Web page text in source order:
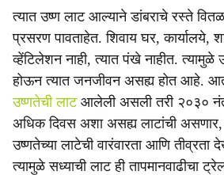
त्यात उष्ण लाट आल्याने डांबराचे रस्ते
प्रसरण पावताहेत. शिवाय घर, कार्यालये,
व्हेंटिलेशन नाही, त्यात पंखे नाहीत. त्यामुळे
होऊन त्यात जनजीवन असह्य होत आहे.
उष्णतेची लाट आलेली असली तरी २०३०
अधिक दिवस अशा असह्य लाटांची
उष्णतेच्या लाटेची वारंवारता आणि तीव्रता
त्यामुळे सध्याची लाट ही तापमानवाढीचा